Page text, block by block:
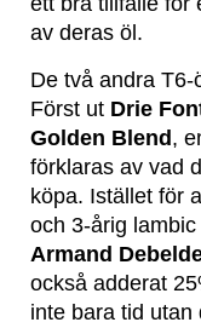
av deras öl.
De två andra
Först ut Drie
Golden Blend ,
förklaras av vad
köpa. Istället för
och 3-årig
Armand
också adderat
inte bara tid